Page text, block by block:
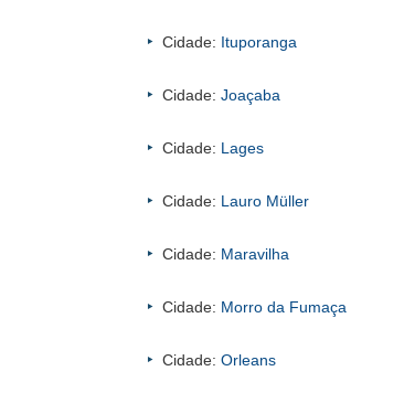
Cidade: Ituporanga
Cidade: Joaçaba
Cidade: Lages
Cidade: Lauro Müller
Cidade: Maravilha
Cidade: Morro da Fumaça
Cidade: Orleans